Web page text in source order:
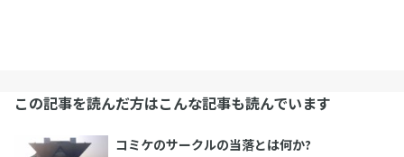
この記事を読んだ方はこんな記事も読んでいます
コミケのサークルの当落とは何か?